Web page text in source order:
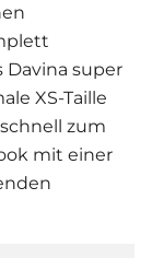
Davina super
XS-Taille
zum
mit einer